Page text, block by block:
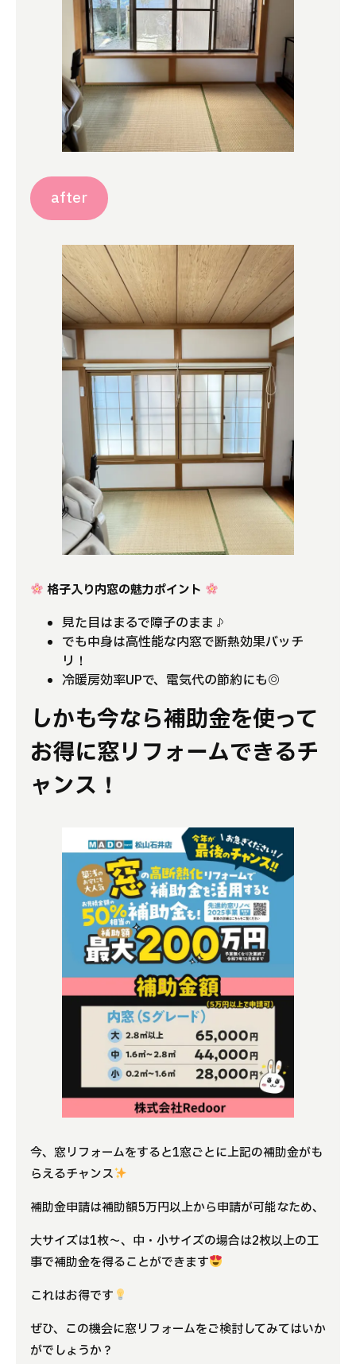
after
格子入り内窓の魅力ポイント
見た目はまるで障子のまま♪
でも中身は高性能な内窓で断熱効果バッチ
リ！
冷暖房効率UPで、電気代の節約にも◎
しかも今なら補助金を使って
お得に窓リフォームできるチ
ャンス！
今、窓リフォームをすると1窓ごとに上記の補助金がも
らえるチャンス
補助金申請は補助額5万円以上から申請が可能なため、
大サイズは1枚～、中・小サイズの場合は2枚以上の工
事で補助金を得ることができます
これはお得です
ぜひ、この機会に窓リフォームをご検討してみてはいか
がでしょうか？